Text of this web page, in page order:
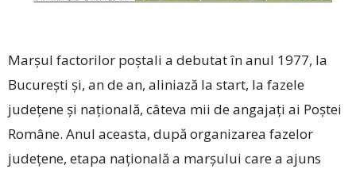
Marşul factorilor poştali a debutat în anul 1977, la
Bucureşti şi, an de an, aliniază la start, la fazele
județene și națională, câteva mii de angajaţi ai Poştei
Române. Anul aceasta, după organizarea fazelor
județene, etapa națională a marșului care a ajuns